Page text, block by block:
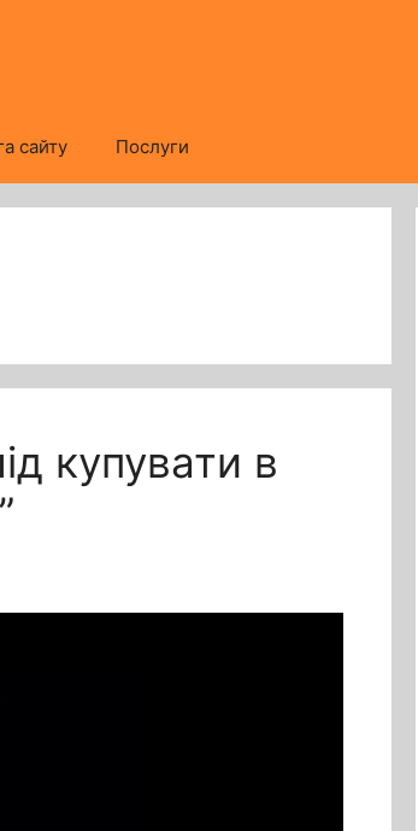
сайту Послуги
купувати в